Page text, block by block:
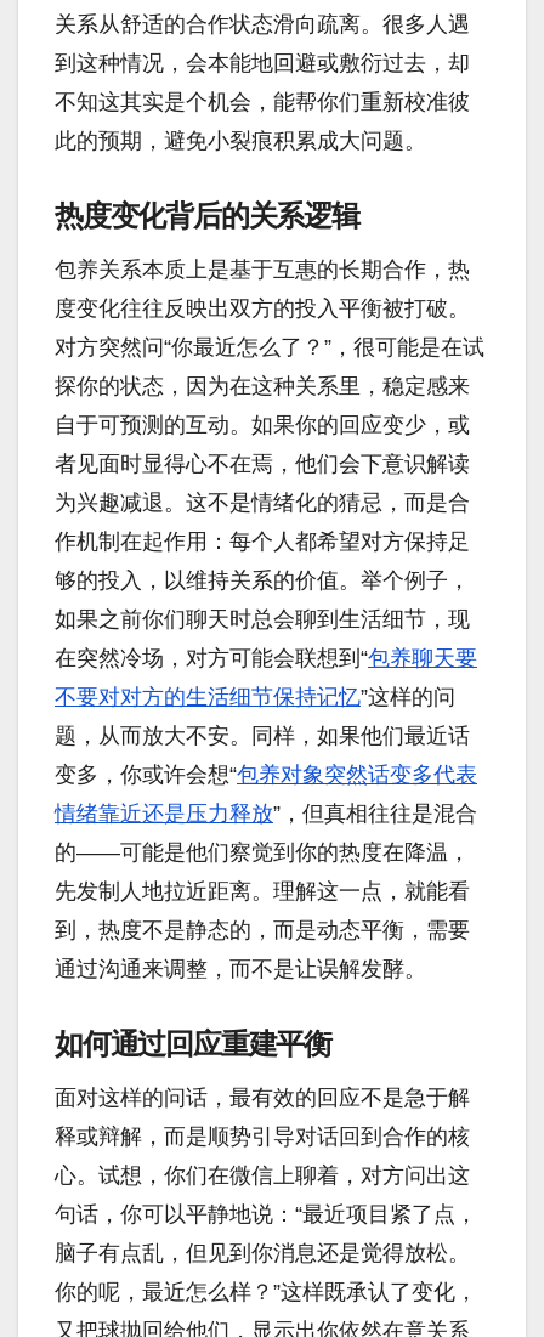
关系从舒适的合作状态滑向疏离。很多人遇
到这种情况，会本能地回避或敷衍过去，却
不知这其实是个机会，能帮你们重新校准彼
此的预期，避免小裂痕积累成大问题。
热度变化背后的关系逻辑
包养关系本质上是基于互惠的长期合作，热
度变化往往反映出双方的投入平衡被打破。
对方突然问“你最近怎么了？”，很可能是在试
探你的状态，因为在这种关系里，稳定感来
自于可预测的互动。如果你的回应变少，或
者见面时显得心不在焉，他们会下意识解读
为兴趣减退。这不是情绪化的猜忌，而是合
作机制在起作用：每个人都希望对方保持足
够的投入，以维持关系的价值。举个例子，
如果之前你们聊天时总会聊到生活细节，现
在突然冷场，对方可能会联想到“包养聊天要
不要对对方的生活细节保持记忆”这样的问
题，从而放大不安。同样，如果他们最近话
变多，你或许会想“包养对象突然话变多代表
情绪靠近还是压力释放”，但真相往往是混合
的——可能是他们察觉到你的热度在降温，
先发制人地拉近距离。理解这一点，就能看
到，热度不是静态的，而是动态平衡，需要
通过沟通来调整，而不是让误解发酵。
如何通过回应重建平衡
面对这样的问话，最有效的回应不是急于解
释或辩解，而是顺势引导对话回到合作的核
心。试想，你们在微信上聊着，对方问出这
句话，你可以平静地说：“最近项目紧了点，
脑子有点乱，但见到你消息还是觉得放松。
你的呢，最近怎么样？”这样既承认了变化，
又把球抛回给他们，显示出你依然在意关系